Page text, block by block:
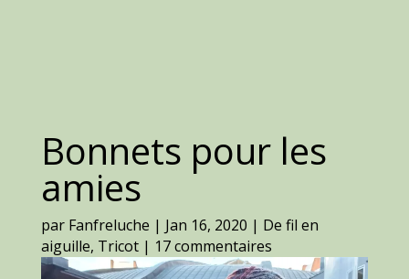
Bonnets pour les
amies
par Fanfreluche | Jan 16, 2020 | De fil en
aiguille, Tricot| 17 commentaires